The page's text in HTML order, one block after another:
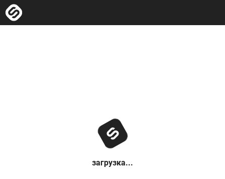
загрузка...